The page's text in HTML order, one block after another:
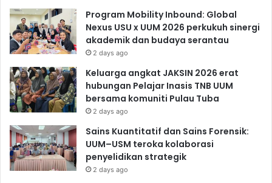
Program Mobility Inbound: Global
Nexus USU x UUM 2026 perkukuh sinergi
akademik dan budaya serantau
2 days ago
Keluarga angkat JAKSIN 2026 erat
hubungan Pelajar Inasis TNB UUM
bersama komuniti Pulau Tuba
2 days ago
Sains Kuantitatif dan Sains Forensik:
UUM–USM teroka kolaborasi
penyelidikan strategik
2 days ago